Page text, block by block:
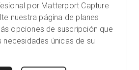
por Matterport Capture
nuestra página de planes
opciones de suscripción que
necesidades únicas de su